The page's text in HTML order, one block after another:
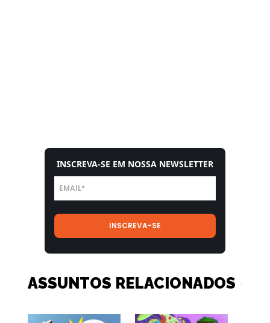
INSCREVA-SE EM NOSSA NEWSLETTER
ASSUNTOS RELACIONADOS